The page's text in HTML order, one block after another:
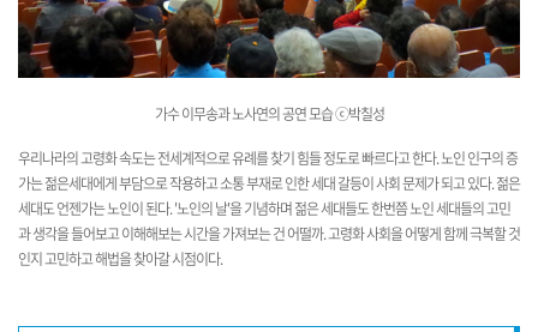
가수 이무송과 노사연의 공연 모습 ⓒ박칠성
우리나라의 고령화 속도는 전세계적으로 유례를 찾기 힘들 정도로 빠르다고 한다. 노인 인구의 증
가는 젊은세대에게 부담으로 작용하고 소통 부재로 인한 세대 갈등이 사회 문제가 되고 있다. 젊은
세대도 언젠가는 노인이 된다. '노인의 날'을 기념하며 젊은 세대들도 한번쯤 노인 세대들의 고민
과 생각을 들어보고 이해해보는 시간을 가져보는 건 어떨까. 고령화 사회을 어떻게 함께 극복할 것
인지 고민하고 해법을 찾아갈 시점이다.